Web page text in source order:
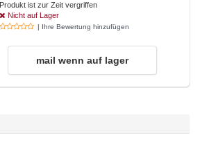
Produkt ist zur Zeit vergriffen
Nicht auf Lager
| Ihre Bewertung hinzufügen
mail wenn auf lager